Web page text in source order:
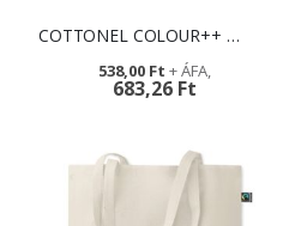
COTTONEL COLOUR++ emblémázható reklámhordozó
683,26 Ft
538,00 Ft